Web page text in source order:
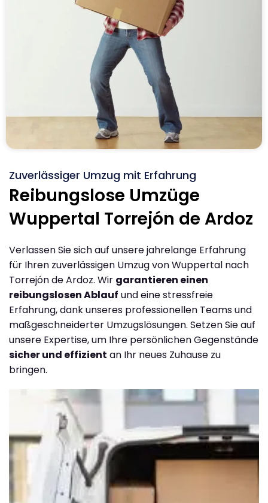
Zuverlässiger Umzug mit Erfahrung
Reibungslose Umzüge
Wuppertal Torrejón de Ardoz
Verlassen Sie sich auf unsere jahrelange Erfahrung
für Ihren zuverlässigen Umzug von Wuppertal nach
Torrejón de Ardoz. Wir garantieren einen
reibungslosen Ablauf und eine stressfreie
Erfahrung, dank unseres professionellen Teams und
maßgeschneiderter Umzugslösungen. Setzen Sie auf
unsere Expertise, um Ihre persönlichen Gegenstände
sicher und effizient an Ihr neues Zuhause zu
bringen.